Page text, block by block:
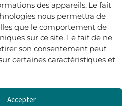
des appareils. Le fait
nous permettra de
que le comportement de
sur ce site. Le fait de ne
son consentement peut
certaines caractéristiques et
Accepter
.
AU SAMEDI
| 14H00 -19H00